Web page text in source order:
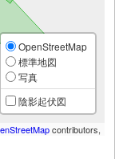
OpenStreetMap
標準地図
写真
陰影起伏図
contributors,